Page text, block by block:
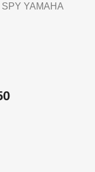
YAMAHA